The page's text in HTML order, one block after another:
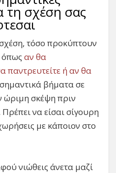
τη σχέση σας
τόσο προκύπτουν
αν θα
παντρευτείτε ή αν θα
σημαντικά βήματα σε
ώριμη σκέψη πριν
να είσαι σίγουρη
με κάποιον στο
νιώθεις άνετα μαζί